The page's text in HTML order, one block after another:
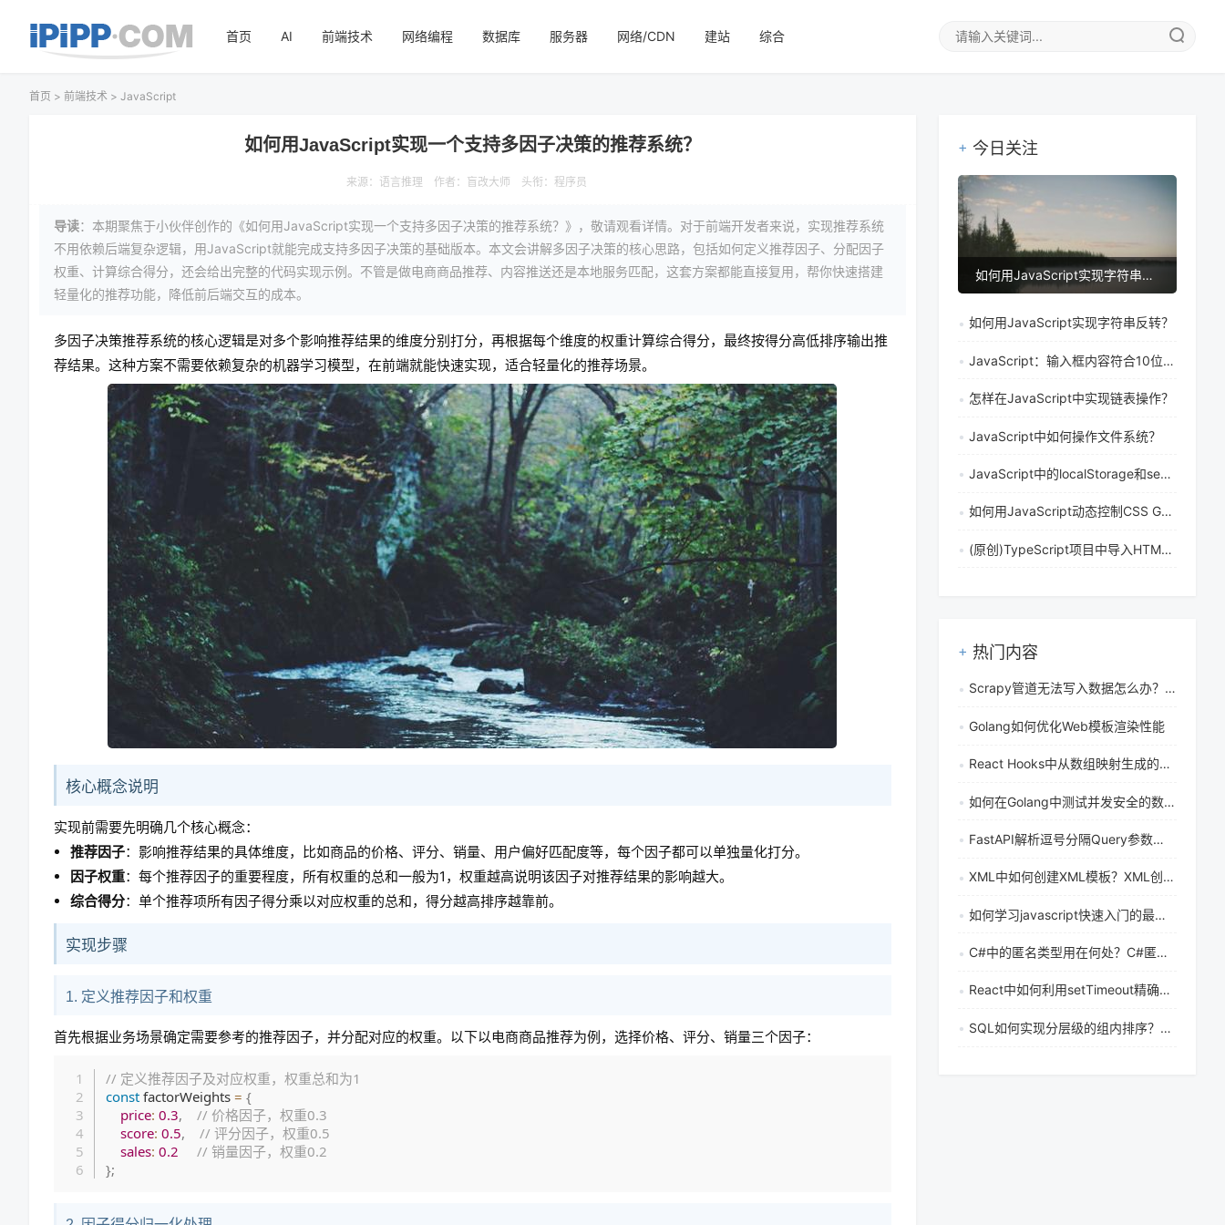
首页 AI 前端技术 网络编程 数据库 服务器 网络/CDN 建站 综合
首页 > 前端技术 > JavaScript
如何用JavaScript实现一个支持多因子决策的推荐系统？
来源： 语言推理 作者：盲改大师 头衔：程序员
导读：本期聚焦于小伙伴创作的《如何用JavaScript实现一个支持多因子决策的推荐系统？》，敬请观看详情。对于前端开发者来说，实现推荐系统
不用依赖后端复杂逻辑，用JavaScript就能完成支持多因子决策的基础版本。本文会讲解多因子决策的核心思路，包括如何定义推荐因子、分配因子
权重、计算综合得分，还会给出完整的代码实现示例。不管是做电商商品推荐、内容推送还是本地服务匹配，这套方案都能直接复用，帮你快速搭建
轻量化的推荐功能，降低前后端交互的成本。
多因子决策推荐系统的核心逻辑是对多个影响推荐结果的维度分别打分，再根据每个维度的权重计算综合得分，最终按得分高低排序输出推
荐结果。这种方案不需要依赖复杂的机器学习模型，在前端就能快速实现，适合轻量化的推荐场景。
核心概念说明
实现前需要先明确几个核心概念：
推荐因子：影响推荐结果的具体维度，比如商品的价格、评分、销量、用户偏好匹配度等，每个因子都可以单独量化打分。
因子权重：每个推荐因子的重要程度，所有权重的总和一般为1，权重越高说明该因子对推荐结果的影响越大。
综合得分：单个推荐项所有因子得分乘以对应权重的总和，得分越高排序越靠前。
实现步骤
1. 定义推荐因子和权重
首先根据业务场景确定需要参考的推荐因子，并分配对应的权重。以下以电商商品推荐为例，选择价格、评分、销量三个因子：
// 定义推荐因子及对应权重，权重总和为1
const factorWeights = {
price: 0.3,
// 价格因子，权重0.3
score: 0.5,
// 评分因子，权重0.5
sales: 0.2
// 销量因子，权重0.2
};
今日关注
如何用JavaScript实现字符串反转？
如何用JavaScript实现字符串反转？
JavaScript：输入框内容符合10位数字时启用提交按钮
怎样在JavaScript中实现链表操作？
JavaScript中如何操作文件系统？
JavaScript中的localStorage和sessionStorage有什么区别？
如何用JavaScript动态控制CSS Grid在指定位置添加DOM元素
(原创)TypeScript项目中导入HTML文件出现模块查找错误怎么解决
热门内容
Scrapy管道无法写入数据怎么办？常见原因与解决方案详解
Golang如何优化Web模板渲染性能
React Hooks中从数组映射生成的卡片中删除单个元素的正确姿势是什么
如何在Golang中测试并发安全的数据结构
FastAPI解析逗号分隔Query参数：四种方法详解与最佳实践
XML中如何创建XML模板？XML创建XML模板的方法与示例有哪些
如何学习javascript快速入门的最佳方法是什么
C#中的匿名类型用在何处？C#匿名类型的最佳应用场景有哪些
React中如何利用setTimeout精确控制组件状态？有哪些最佳实践？
SQL如何实现分层级的组内排序？窗口函数嵌套使用指南